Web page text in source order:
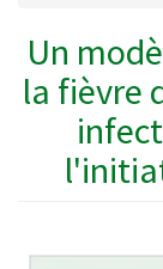
Un
la fièvre